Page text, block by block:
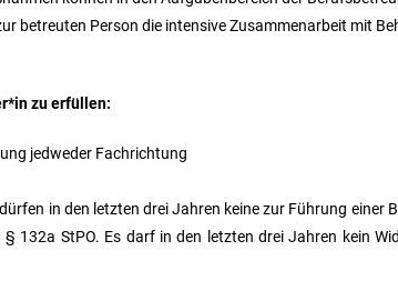
betreuten Person die intensive Zusammenarbeit mit
zu erfüllen:
jedweder Fachrichtung
in den letzten drei Jahren keine zur Führung einer
132a StPO. Es darf in den letzten drei Jahren kein